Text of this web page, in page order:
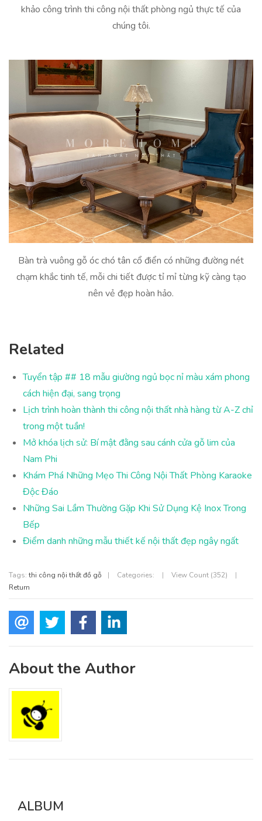
khảo công trình thi công nội thất phòng ngủ thực tế của
chúng tôi.
Bàn trà vuông gỗ óc chó tân cổ điển có những đường nét
chạm khắc tinh tế, mỗi chi tiết được tỉ mỉ từng kỹ càng tạo
nên vẻ đẹp hoàn hảo.
Related
Tuyển tập ## 18 mẫu giường ngủ bọc nỉ màu xám phong
cách hiện đại, sang trọng
Lịch trình hoàn thành thi công nội thất nhà hàng từ A-Z chỉ
trong một tuần!
Mở khóa lịch sử: Bí mật đằng sau cánh cửa gỗ lim của
Nam Phi
Khám Phá Những Mẹo Thi Công Nội Thất Phòng Karaoke
Độc Đáo
Những Sai Lầm Thường Gặp Khi Sử Dụng Kệ Inox Trong
Bếp
Điểm danh những mẫu thiết kế nội thất đẹp ngây ngất
Tags: thi công nội thất đồ gỗ | Categories: | View Count (352)
|
Return
About the Author
ALBUM